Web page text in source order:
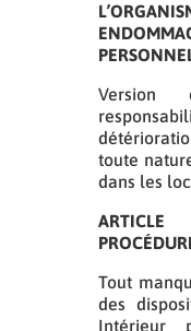
Version
toute
dans les
Tout
des
Intérieur